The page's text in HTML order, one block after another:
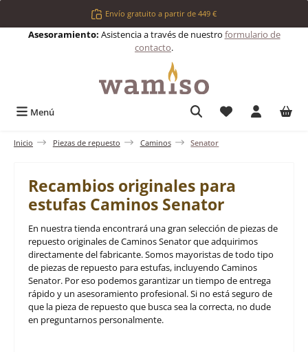
Saltar al contenido principalEnvío gratuito a partir de 449 €
Asesoramiento: Asistencia a través de nuestro formulario de
contacto.
Menú Tienes 0
Inicio Piezas de repuesto Caminos Senator
Recambios originales para
estufas Caminos Senator
En nuestra tienda encontrará una gran selección de piezas de
repuesto originales de Caminos Senator que adquirimos
directamente del fabricante. Somos mayoristas de todo tipo
de piezas de repuesto para estufas, incluyendo Caminos
Senator. Por eso podemos garantizar un tiempo de entrega
rápido y un asesoramiento profesional. Si no está seguro de
que la pieza de repuesto que busca sea la correcta, no dude
en preguntarnos personalmente.